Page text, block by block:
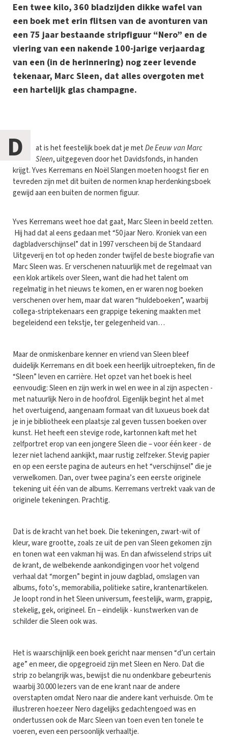
Een twee kilo, 360 bladzijden dikke wafel van
een boek met erin flitsen van de avonturen van
een 75 jaar bestaande stripfiguur “Nero” en de
viering van een nakende 100-jarige verjaardag
van een (in de herinnering) nog zeer levende
tekenaar, Marc Sleen, dat alles overgoten met
een hartelijk glas champagne.
D at is het feestelijk boek dat je metDe Eeuw van Marc
Sleen, uitgegeven door het Davidsfonds, in handen
krijgt. Yves Kerremans en Noël Slangen moeten hoogst fier en
tevreden zijn met dit buiten de normen knap herdenkingsboek
gewijd aan een buiten de normen figuur.
Yves Kerremans weet hoe dat gaat, Marc Sleen in beeld zetten.
Hij had dat al eens gedaan met “50 jaar Nero. Kroniek van een
dagbladverschijnsel” dat in 1997 verscheen bij de Standaard
Uitgeverij en tot op heden zonder twijfel de beste biografie van
Marc Sleen was. Er verschenen natuurlijk met de regelmaat van
een klok artikels over Sleen, want die had het talent om
regelmatig in het nieuws te komen, en er waren nog boeken
verschenen over hem, maar dat waren “huldeboeken”, waarbij
collega-striptekenaars een grappige tekening maakten met
begeleidend een tekstje, ter gelegenheid van…
Maar de onmiskenbare kenner en vriend van Sleen bleef
duidelijk Kerremans en dit boek een heerlijk uitroepteken, fin de
“Sleen” leven en carrière. Het opzet van het boek is heel
eenvoudig: Sleen en zijn werk in wel en wee in al zijn aspecten -
met natuurlijk Nero in de hoofdrol. Eigenlijk begint het al met
het overtuigend, aangenaam formaat van dit luxueus boek dat
je in je bibliotheek een plaatsje zal geven tussen boeken over
kunst. Het heeft een stevige rode, kartonnen kaft met het
zelfportret erop van een jongere Sleen die – voor één keer - de
lezer niet lachend aankijkt, maar rustig zelfzeker. Stevig papier
en op een eerste pagina de auteurs en het “verschijnsel” die je
verwelkomen. Dan, over twee pagina’s een eerste originele
tekening uit één van de albums. Kerremans vertrekt vaak van de
originele tekeningen. Prachtig.
Dat is de kracht van het boek. Die tekeningen, zwart-wit of
kleur, ware grootte, zoals ze uit de pen van Sleen gekomen zijn
en tonen wat een vakman hij was. En dan afwisselend strips uit
de krant, de welbekende aankondigingen voor het volgend
verhaal dat “morgen” begint in jouw dagblad, omslagen van
albums, foto’s, memorabilia, politieke satire, krantenartikelen.
Je loopt rond in het Sleen universum, feestelijk, warm, grappig,
stekelig, gek, origineel. En – eindelijk - kunstwerken van de
schilder die Sleen ook was.
Het is waarschijnlijk een boek gericht naar mensen “d’un certain
age” en meer, die opgegroeid zijn met Sleen en Nero. Dat die
strip zo belangrijk was, bewijst die nu ondenkbare gebeurtenis
waarbij 30.000 lezers van de ene krant naar de andere
overstapten omdat Nero naar die andere kant verhuisde. Om te
illustreren hoezeer Nero dagelijks gedachtengoed was en
ondertussen ook de Marc Sleen van toen even ten tonele te
voeren, even een persoonlijk verhaaltje.